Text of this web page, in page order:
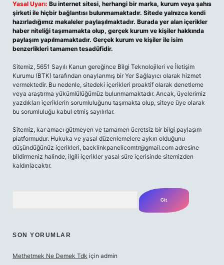
Yasal Uyarı: Bu internet sitesi, herhangi bir marka, kurum veya şahıs
şirketi ile hiçbir bağlantısı bulunmamaktadır. Sitede yalnızca kendi
hazırladığımız makaleler paylaşılmaktadır. Burada yer alan içerikler
haber niteliği taşımamakta olup, gerçek kurum ve kişiler hakkında
paylaşım yapılmamaktadır. Gerçek kurum ve kişiler ile isim
benzerlikleri tamamen tesadüfidir.
Sitemiz, 5651 Sayılı Kanun gereğince Bilgi Teknolojileri ve İletişim
Kurumu (BTK) tarafından onaylanmış bir Yer Sağlayıcı olarak hizmet
vermektedir. Bu nedenle, sitedeki içerikleri proaktif olarak denetleme
veya araştırma yükümlülüğümüz bulunmamaktadır. Ancak, üyelerimiz
yazdıkları içeriklerin sorumluluğunu taşımakta olup, siteye üye olarak
bu sorumluluğu kabul etmiş sayılırlar.
Sitemiz, kar amacı gütmeyen ve tamamen ücretsiz bir bilgi paylaşım
platformudur. Hukuka ve yasal düzenlemelere aykırı olduğunu
düşündüğünüz içerikleri, backlinkpanelicomtr@gmail.com adresine
bildirmeniz halinde, ilgili içerikler yasal süre içerisinde sitemizden
kaldırılacaktır.
SON YORUMLAR
Methetmek Ne Demek Tdk için admin